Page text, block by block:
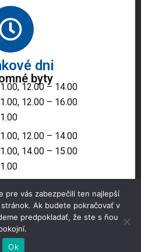
dni
byty
12.00 – 14.00
12.00 – 16.00
12.00 – 14.00
14.00 – 15.00
majetku mesta, n.o.,
pre vás zabezpečili ten najlepší
Ak budete pokračovať v
predpokladať, že ste s ňou
Ok